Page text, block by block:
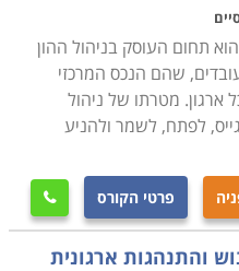
הגדול ביותר יש לקחת
אותם במשימתם, מושג
רב בניהול כוח האדם.
כספי הוא החשוב ביותר
מגבים הנחה אחרת;
המייצרים את המוטיבציה
עצמית, אהבת המקצוע,
מעמיתים, רגש שותפות
לכל עובד ועובדת.
תחום העוסק בניהול ההון
שהם הנכס המרכזי
ארגון. מטרתו של ניהול
לפתח, לשמר ולהניע
פרטי הקורס 
והתנהגות ארגונית